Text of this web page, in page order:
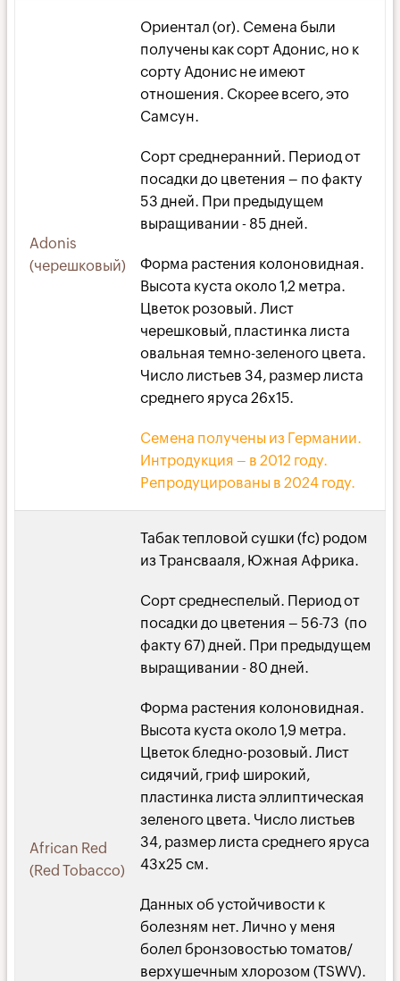
Adonis
(черешковый)
Ориентал (or). Семена были
получены как сорт Адонис, но к
сорту Адонис не имеют
отношения. Скорее всего, это
Самсун.
Сорт среднеранний. Период от
посадки до цветения – по факту
53 дней. При предыдущем
выращивании - 85 дней.
Форма растения колоновидная.
Высота куста около 1,2 метра.
Цветок розовый. Лист
черешковый, пластинка листа
овальная темно-зеленого цвета.
Число листьев 34, размер листа
среднего яруса 26х15.
Семена получены из Германии.
Интродукция – в 2012 году.
Репродуцированы в 2024 году.
African Red
(Red Tobacco)
Табак тепловой сушки (fc) родом
из Трансвааля, Южная Африка.
Сорт среднеспелый. Период от
посадки до цветения – 56-73 (по
факту 67) дней. При предыдущем
выращивании - 80 дней.
Форма растения колоновидная.
Высота куста около 1,9 метра.
Цветок бледно-розовый. Лист
сидячий, гриф широкий,
пластинка листа эллиптическая
зеленого цвета. Число листьев
34, размер листа среднего яруса
43х25 см.
Данных об устойчивости к
болезням нет. Лично у меня
болел бронзовостью томатов/
верхушечным хлорозом (TSWV).